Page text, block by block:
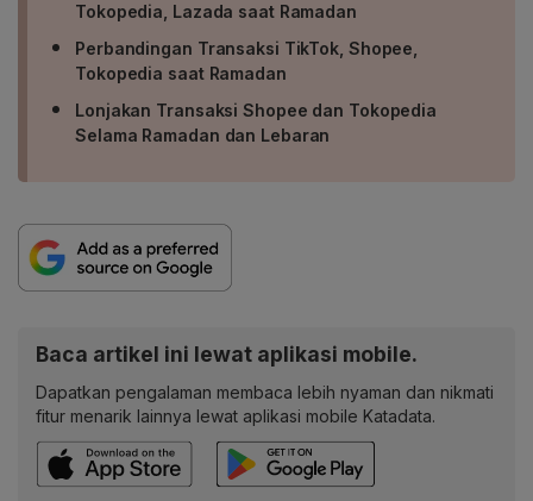
Tokopedia, Lazada saat Ramadan
Perbandingan Transaksi TikTok, Shopee,
Tokopedia saat Ramadan
Lonjakan Transaksi Shopee dan Tokopedia
Selama Ramadan dan Lebaran
Baca artikel ini lewat aplikasi mobile.
Dapatkan pengalaman membaca lebih nyaman dan nikmati
fitur menarik lainnya lewat aplikasi mobile Katadata.